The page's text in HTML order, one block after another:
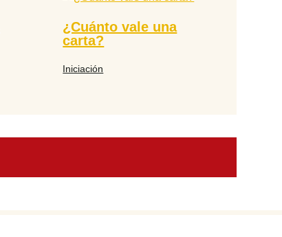
¿Cuánto vale una
carta?
Iniciación